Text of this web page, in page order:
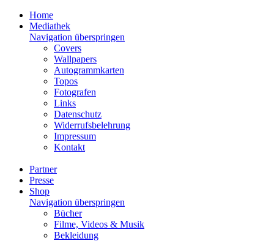
Home
Mediathek
Navigation überspringen
Covers
Wallpapers
Autogrammkarten
Topos
Fotografen
Links
Datenschutz
Widerrufsbelehrung
Impressum
Kontakt
Partner
Presse
Shop
Navigation überspringen
Bücher
Filme, Videos & Musik
Bekleidung